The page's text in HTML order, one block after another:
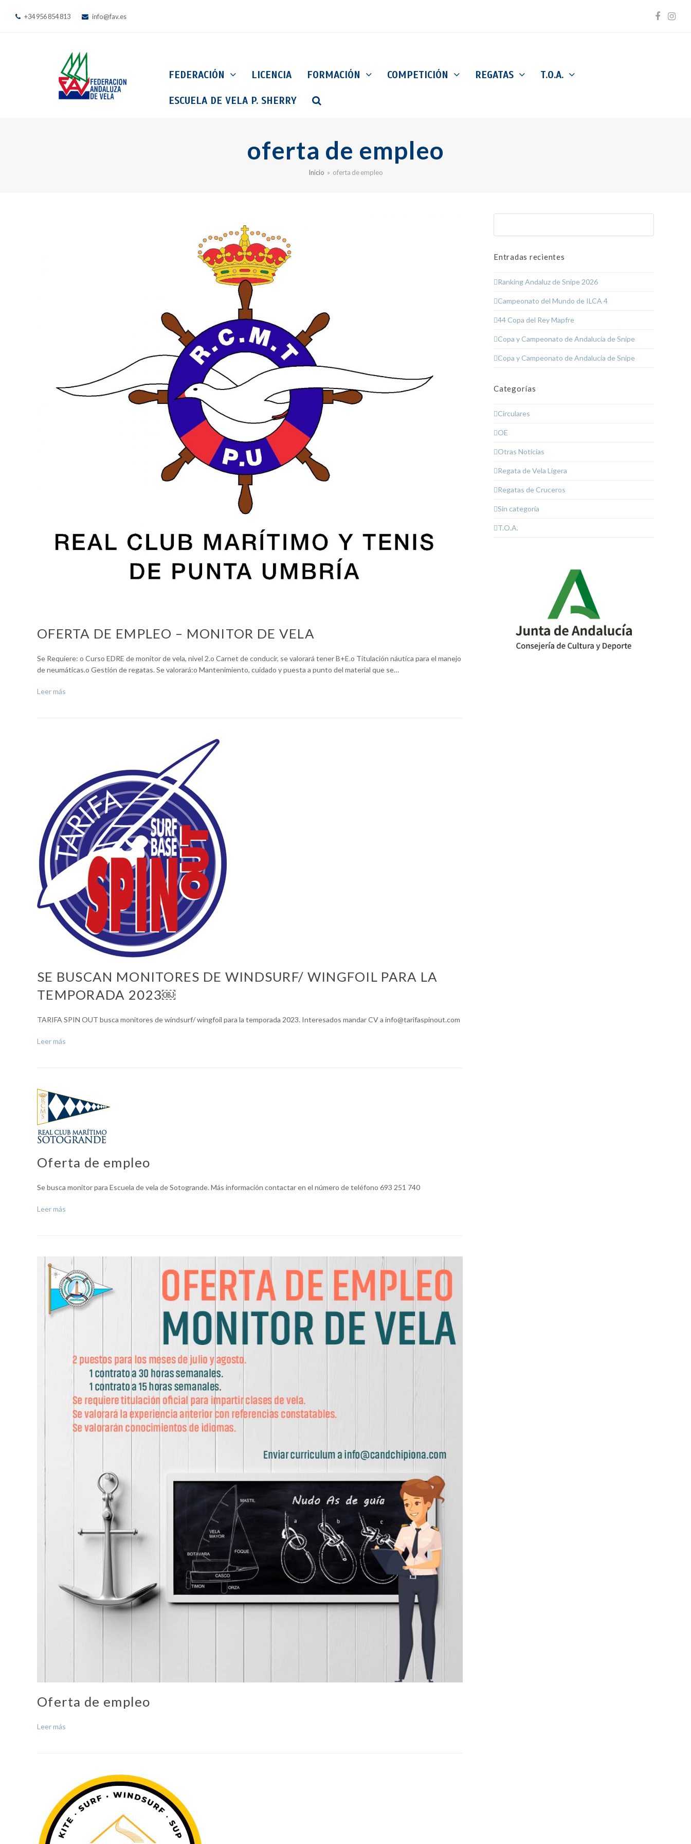
+34 956 854 813 info@fav.es
FEDERACIÓN LICENCIA FORMACIÓN COMPETICIÓN REGATAS T.O.A.
ESCUELA DE VELA P. SHERRY
oferta de empleo
Inicio » oferta de empleo
OFERTA DE EMPLEO – MONITOR DE VELA
Se Requiere: o Curso EDRE de monitor de vela, nivel 2.o Carnet de conducir, se valorará tener B+E.o Titulación náutica para el manejo
de neumáticas.o Gestión de regatas. Se valorará:o Mantenimiento, cuidado y puesta a punto del material que se…
Leer más
SE BUSCAN MONITORES DE WINDSURF/ WINGFOIL PARA LA
TEMPORADA 2023￼
TARIFA SPIN OUT busca monitores de windsurf/ wingfoil para la temporada 2023. Interesados mandar CV a info@tarifaspinout.com
Leer más
Oferta de empleo
Se busca monitor para Escuela de vela de Sotogrande. Más información contactar en el número de teléfono 693 251 740
Leer más
Oferta de empleo
Leer más
Entradas recientes
Ranking Andaluz de Snipe 2026
Campeonato del Mundo de ILCA 4
44 Copa del Rey Mapfre
Copa y Campeonato de Andalucía de Snipe
Copa y Campeonato de Andalucía de Snipe
Categorías
Circulares
OE
Otras Noticias
Regata de Vela Ligera
Regatas de Cruceros
Sin categoría
T.O.A.